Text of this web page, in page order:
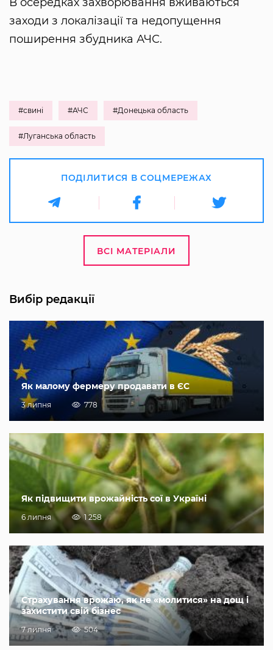
заходи з локалізації та недопущення
поширення збудника АЧС.
#свині #АЧС #Донецька область
#Луганська область
ПОДІЛИТИСЯ В СОЦМЕРЕЖАХ
ВСІ МАТЕРІАЛИ
Вибір редакції
Як малому фермеру продавати в ЄС
3 липня 778
Як підвищити врожайність сої в Україні
6 липня 1 258
Страхування врожаю, як не «молитися» на дощ і
захистити свій бізнес
7 липня 504